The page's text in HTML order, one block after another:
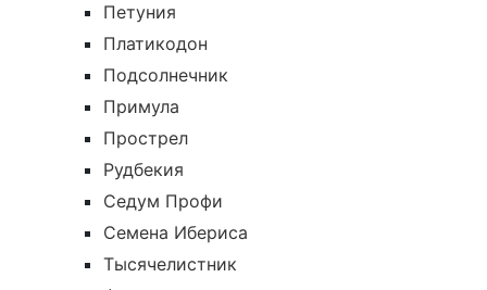
Петуния
Платикодон
Подсолнечник
Примула
Прострел
Рудбекия
Седум Профи
Семена Ибериса
Тысячелистник